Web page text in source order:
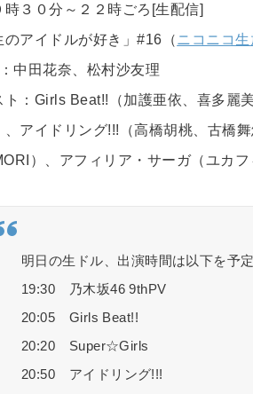
時３０分～２２時ごろ[生配信]
のアイドルが好き」#16（ニコニコ生
中田花奈、松村沙友理
ト：Girls Beat!!（加護亜依、喜多麗
、アイドリング!!!（高橋胡桃、古橋
）、アフィリア・サーガ（ユカ
明日の生ドル、出演時間は以下を予
19:30 乃木坂46 9thPV
20:05 Girls Beat!!
20:20 Super☆Girls
20:50 アイドリング!!!